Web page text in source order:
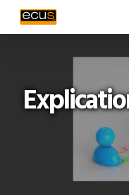
Skip
to